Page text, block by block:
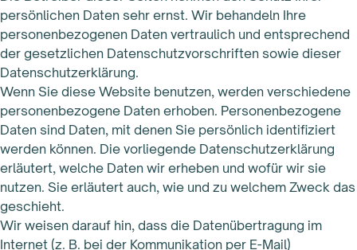
persönlichen Daten sehr ernst. Wir behandeln Ihre
personenbezogenen Daten vertraulich und entsprechend
der gesetzlichen Datenschutzvorschriften sowie dieser
Datenschutzerklärung.
Wenn Sie diese Website benutzen, werden verschiedene
personenbezogene Daten erhoben. Personenbezogene
Daten sind Daten, mit denen Sie persönlich identifiziert
werden können. Die vorliegende Datenschutzerklärung
erläutert, welche Daten wir erheben und wofür wir sie
nutzen. Sie erläutert auch, wie und zu welchem Zweck das
geschieht.
Wir weisen darauf hin, dass die Datenübertragung im
Internet (z. B. bei der Kommunikation per E-Mail)